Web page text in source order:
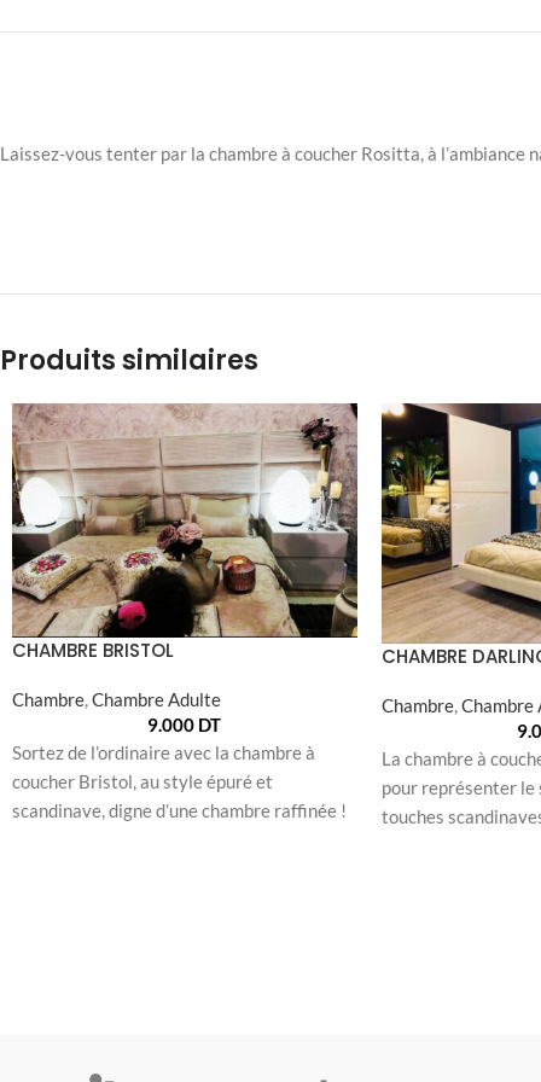
Laissez-vous tenter par la chambre à coucher Rositta, à
Produits similaires
CHAMBRE BRISTOL
Chambre,Chambre Adulte
9.000 DT
Sortez de l’ordinaire avec la chambre à
coucher Bristol, au style épuré et
scandinave, digne d’une chambre raffinée !
CHAMBRE
Chambre,Chambre
La chambre à
pour représenter le
touches